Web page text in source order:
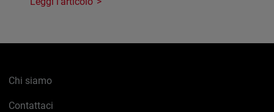
Chi siamo
Contattaci